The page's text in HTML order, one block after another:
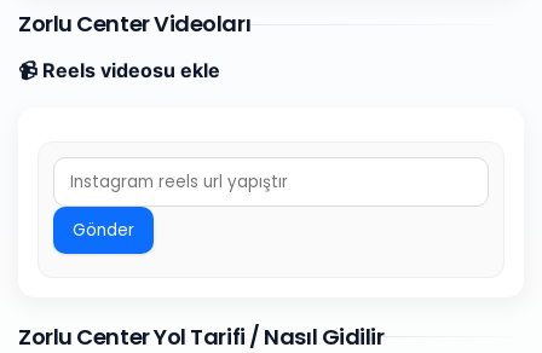
Zorlu Center Videoları
📹 Reels videosu ekle
Gönder
Zorlu Center Yol Tarifi / Nasıl Gidilir